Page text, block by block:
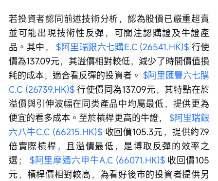
若投資者認同前述技術分析，認為股價已嚴重超賣
並可能出現技術性反彈，可關注認購證及牛證產
品。其中， $阿里瑞銀六七購E.C (26541.HK)$ 行使
價為137.09元，其溢價相對較低，減少了時間價值損
耗的成本，適合看反彈的投資者。 $阿里匯豐六七購
C.C (26739.HK)$ 行使價同為137.09元，其特點在於
溢價與引伸波幅在同类產品中均屬最低，提供更為
便宜的看多成本。至於槓桿更高的牛證， $阿里瑞銀
六八牛C.C (66215.HK)$ 收回價105.3元，提供約7.9
倍實際槓桿，且溢價最低，是博取反彈的效率之
選； $阿里摩通六甲牛A.C (66071.HK)$ 收回價105
元，槓桿價相對較高，為看好後市的投資者提供另